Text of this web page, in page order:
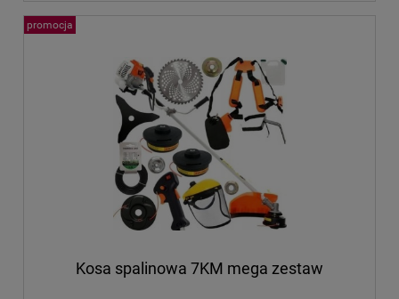
Kosa spalinowa 7KM mega zestaw
promocja